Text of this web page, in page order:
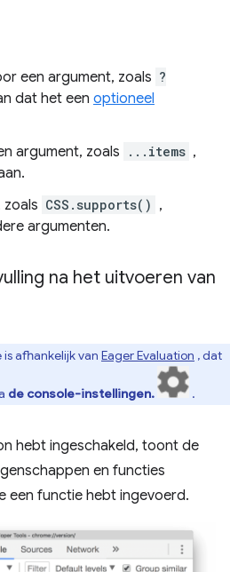
een argument, zoals ?
dat het een optioneel
argument, zoals
...items ,
zoals CSS.supports() ,
argumenten.
na het uitvoeren van
afhankelijk van Eager Evaluation , dat
de console-instellingen. .
hebt ingeschakeld, toont de
en functies
een functie hebt ingevoerd.